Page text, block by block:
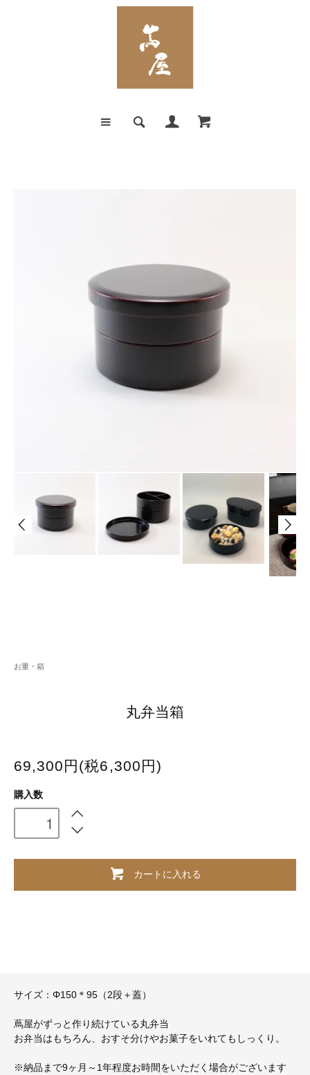
お重・箱
丸弁当箱
69,300円(税6,300円)
購入数
カートに入れる
サイズ：Φ150＊95（2段＋蓋）
蔦屋がずっと作り続けている丸弁当
お弁当はもちろん、おすそ分けやお菓子をいれてもしっくり。
※納品まで9ヶ月～1年程度お時間をいただく場合がございます